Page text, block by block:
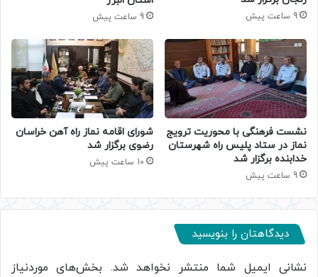
9 ساعت پیش 9 ساعت پیش
نشست فرهنگی با محوریت ترویج
نماز در ستاد پلیس راه شهرستان
خدابنده برگزار شد
9 ساعت پیش
شورای اقامه نماز راه آهن خراسان
رضوی برگزار شد
10 ساعت پیش
دیدگاهتان را بنویسید
نشانی ایمیل شما منتشر نخواهد شد. بخش‌های موردنیاز